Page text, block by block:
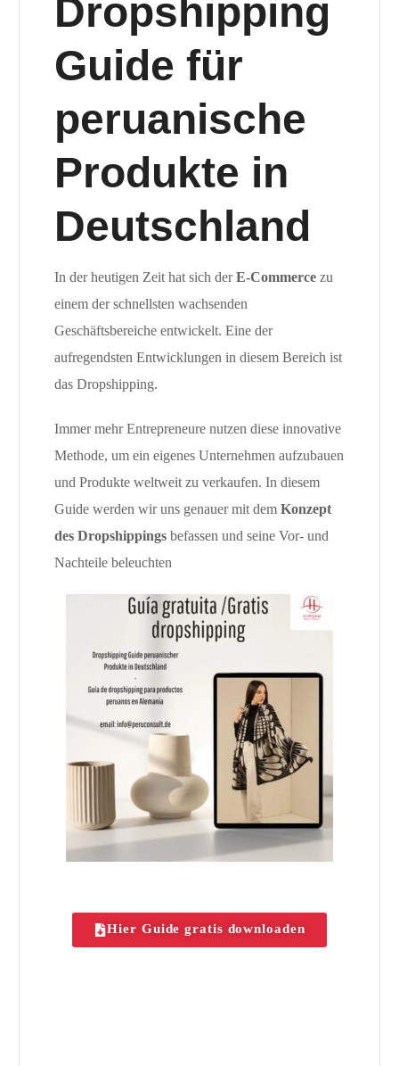
Dropshipping
Guide für
peruanische
Produkte in
Deutschland
In der heutigen Zeit hat sich derE-Commercezu
einem der schnellsten wachsenden
Geschäftsbereiche entwickelt. Eine der
aufregendsten Entwicklungen in diesem Bereich ist
das Dropshipping.
Immer mehr Entrepreneure nutzen diese innovative
Methode, um ein eigenes Unternehmen aufzubauen
und Produkte weltweit zu verkaufen. In diesem
Guide werden wir uns genauer mit dem Konzept
des Dropshippingsbefassen und seine Vor- und
Nachteile beleuchten
Hier Guide gratis downloaden